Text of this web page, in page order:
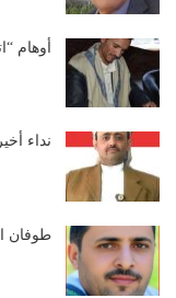
أوهام
نداء
طوفان